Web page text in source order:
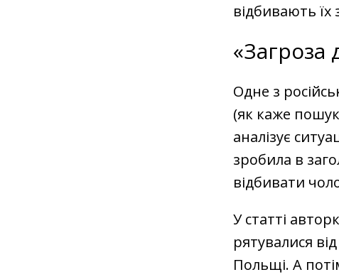
відбивають
«Загроза
Одне з
(як каже пошук
аналізує
зробила в
відбивати
У статті
рятувалися
Польщі. А